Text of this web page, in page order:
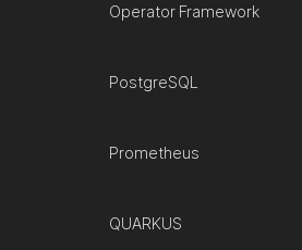
Operator Framework
PostgreSQL
Prometheus
QUARKUS